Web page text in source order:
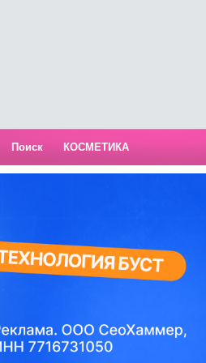
Поиск КОСМЕТИКА